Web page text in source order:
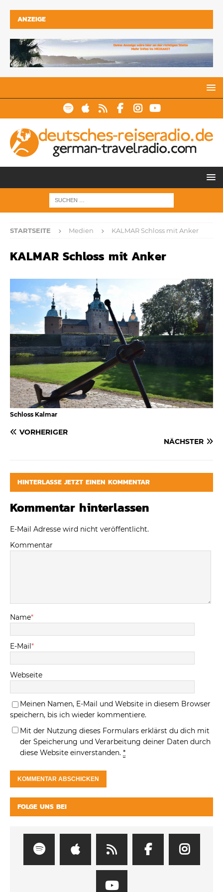
ANZEIGE
STARTSEITE Medien KALMAR Schloss mit Anker
KALMAR Schloss mit Anker
Schloss Kalmar
VORHERIGER
NÄCHSTER
HINTERLASSE JETZT EINEN KOMMENTAR
Kommentar hinterlassen
E-Mail Adresse wird nicht veröffentlicht.
Kommentar
Name*
E-Mail*
Webseite
Meinen Namen, E-Mail und Website in diesem Browser
speichern, bis ich wieder kommentiere.
Mit der Nutzung dieses Formulars erklärst du dich mit
der Speicherung und Verarbeitung deiner Daten durch
diese Website einverstanden. *
FOLGE UNS BEI